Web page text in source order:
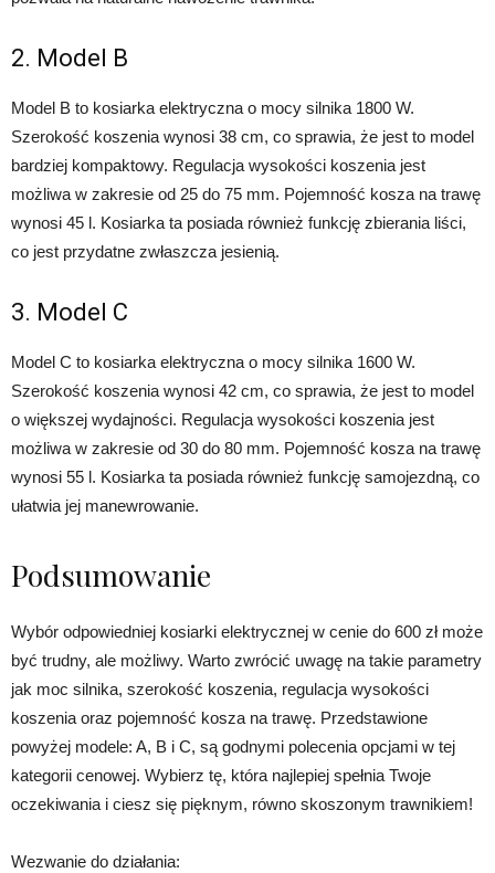
2. Model B
Model B to kosiarka elektryczna o mocy silnika 1800 W.
Szerokość koszenia wynosi 38 cm, co sprawia, że jest to model
bardziej kompaktowy. Regulacja wysokości koszenia jest
możliwa w zakresie od 25 do 75 mm. Pojemność kosza na trawę
wynosi 45 l. Kosiarka ta posiada również funkcję zbierania liści,
co jest przydatne zwłaszcza jesienią.
3. Model C
Model C to kosiarka elektryczna o mocy silnika 1600 W.
Szerokość koszenia wynosi 42 cm, co sprawia, że jest to model
o większej wydajności. Regulacja wysokości koszenia jest
możliwa w zakresie od 30 do 80 mm. Pojemność kosza na trawę
wynosi 55 l. Kosiarka ta posiada również funkcję samojezdną, co
ułatwia jej manewrowanie.
Podsumowanie
Wybór odpowiedniej kosiarki elektrycznej w cenie do 600 zł może
być trudny, ale możliwy. Warto zwrócić uwagę na takie parametry
jak moc silnika, szerokość koszenia, regulacja wysokości
koszenia oraz pojemność kosza na trawę. Przedstawione
powyżej modele: A, B i C, są godnymi polecenia opcjami w tej
kategorii cenowej. Wybierz tę, która najlepiej spełnia Twoje
oczekiwania i ciesz się pięknym, równo skoszonym trawnikiem!
Wezwanie do działania: